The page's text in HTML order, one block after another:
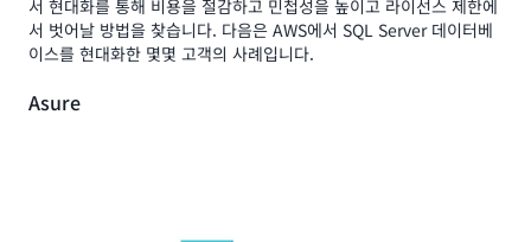
육, 시험 대비, 전문가 과정, 영어 연수, 대입 준비 및 K-12 교
육을 통해 전 세계적으로 매년 120만 명 이상의 학생에게 서
비스를 제공하고 있습니다.
"Amazon Relational Database
서 현대화를 통해 비용을 절감하고 민첩성을 높이고 라이선스 제한에
서 벗어날 방법을 찾습니다. 다음은 AWS에서 SQL Server 데이터베
이스를 현대화한 몇몇 고객의 사례입니다.
Asure